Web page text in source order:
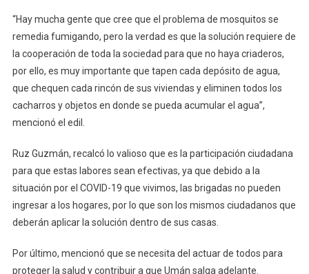
“Hay mucha gente que cree que el problema de mosquitos se
remedia fumigando, pero la verdad es que la solución requiere de
la cooperación de toda la sociedad para que no haya criaderos,
por ello, es muy importante que tapen cada depósito de agua,
que chequen cada rincón de sus viviendas y eliminen todos los
cacharros y objetos en donde se pueda acumular el agua”,
mencionó el edil.
Ruz Guzmán, recalcó lo valioso que es la participación ciudadana
para que estas labores sean efectivas, ya que debido a la
situación por el COVID-19 que vivimos, las brigadas no pueden
ingresar a los hogares, por lo que son los mismos ciudadanos que
deberán aplicar la solución dentro de sus casas.
Por último, mencionó que se necesita del actuar de todos para
proteger la salud y contribuir a que Umán salga adelante.